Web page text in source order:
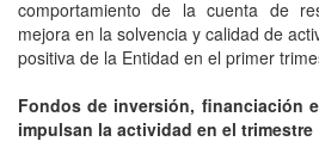
comportamiento de la cuenta de
mejora en la solvencia y calidad de
positiva de la Entidad en el primer
Fondos de inversión, financiación
impulsan la actividad en el trimestre